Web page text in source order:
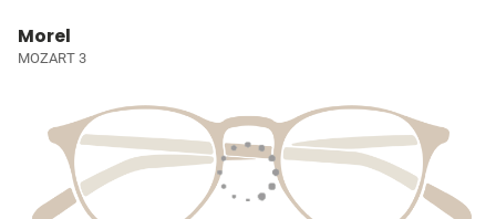
Morel
MOZART 3